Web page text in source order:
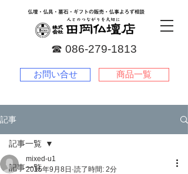
☎︎ 086-279-1813
お問い合せ 商品一覧
記事
記事一覧
記事一覧
mixed-u1
2015年9月8日 読了時間: 2分